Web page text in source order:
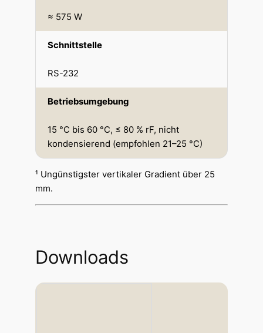
≈ 575 W
Schnittstelle
RS-232
Betriebsumgebung
15 °C bis 60 °C, ≤ 80 % rF, nicht
kondensierend (empfohlen 21–25 °C)
¹ Ungünstigster vertikaler Gradient über 25
mm.
Downloads